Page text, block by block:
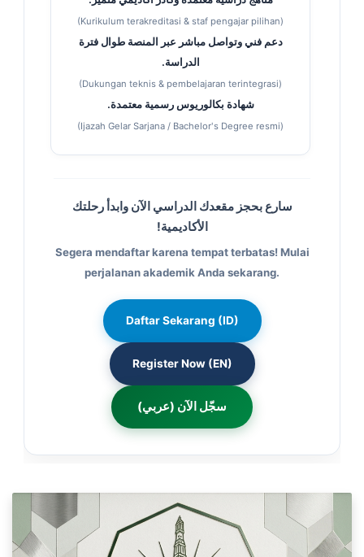
(Kurikulum terakreditasi & staf pengajar pilihan)
دعم فني وتواصل مباشر عبر المنصة طوال فترة
الدراسة.
(Dukungan teknis & pembelajaran terintegrasi)
شهادة بكالوريوس رسمية معتمدة.
(Ijazah Gelar Sarjana / Bachelor's Degree resmi)
سارع بحجز مقعدك الدراسي الآن وابدأ رحلتك
الأكاديمية!
Segera mendaftar karena tempat terbatas! Mulai
perjalanan akademik Anda sekarang.
Daftar Sekarang (ID)
Register Now (EN)
سجّل الآن (عربي)